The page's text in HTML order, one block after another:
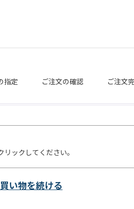
指定 ご注文の確認 ご注文
ックしてください。